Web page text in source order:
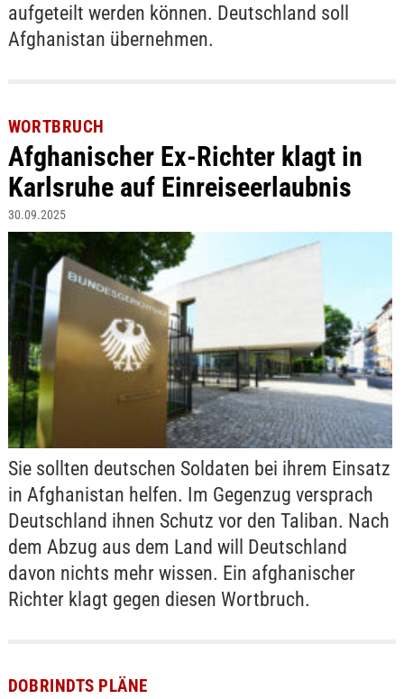
aufgeteilt werden können. Deutschland soll
Afghanistan übernehmen.
WORTBRUCH
Afghanischer Ex-Richter klagt in
Karlsruhe auf Einreiseerlaubnis
30.09.2025
Sie sollten deutschen Soldaten bei ihrem Einsatz
in Afghanistan helfen. Im Gegenzug versprach
Deutschland ihnen Schutz vor den Taliban. Nach
dem Abzug aus dem Land will Deutschland
davon nichts mehr wissen. Ein afghanischer
Richter klagt gegen diesen Wortbruch.
DOBRINDTS PLÄNE